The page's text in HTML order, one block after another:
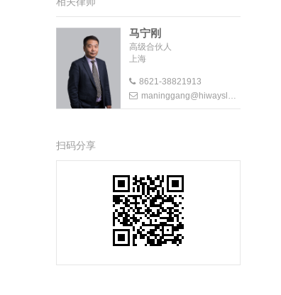
马宁刚
高级合伙人
上海
8621-38821913
maninggang@hiwayslaw.com
扫码分享